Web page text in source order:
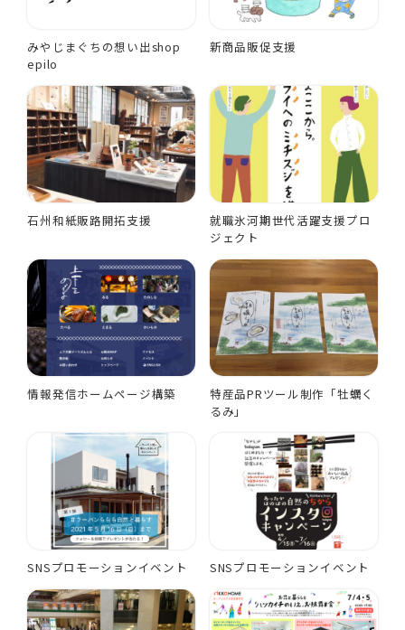
みやじまぐちの想い出shop
epilo
新商品販促支援
石州和紙販路開拓支援
就職氷河期世代活躍支援プロ
ジェクト
情報発信ホームページ構築
特産品PRツール制作「牡蠣く
るみ」
SNSプロモーションイベント SNSプロモーションイベント